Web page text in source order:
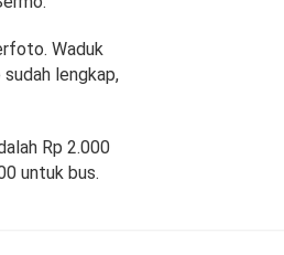
Waduk
lengkap,
Rp 2.000
untuk bus.